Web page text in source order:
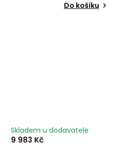
Do košíku
Skladem u dodavatele
9 983 Kč